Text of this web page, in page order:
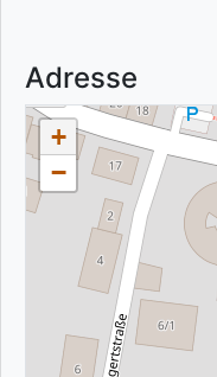
Adresse
+
−